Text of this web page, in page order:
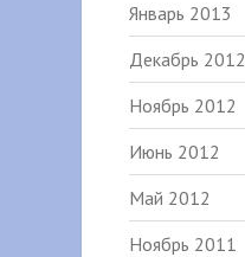
Январь 2013
Декабрь 2012
Ноябрь 2012
Июнь 2012
Май 2012
Ноябрь 2011